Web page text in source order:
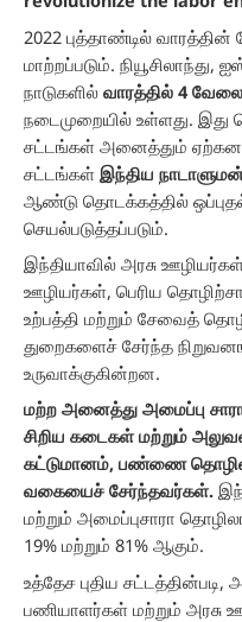
2022 புத்தாண்டில்
மாற்றப்படும்.
நாடுகளில் வாரத்தில் 4
நடைமுறையில் உள்ளது. இது
சட்டங்கள் அனைத்தும்
சட்டங்கள் இந்திய
ஆண்டு தொடக்கத்தில்
செயல்படுத்தப்படும்.
இந்தியாவில் அரசு
ஊழியர்கள், பெரிய
உற்பத்தி மற்றும் சேவைத்
துறைகளைச் சேர்ந்த
உருவாக்குகின்றன.
மற்ற அனைத்து அமைப்பு
சிறிய கடைகள் மற்றும்
கட்டுமானம், பண்ணை
வகையைச் சேர்ந்தவர்கள்.
மற்றும் அமைப்புசாரா
19% மற்றும் 81% ஆகும்.
உத்தேச புதிய சட்டத்தின்படி,
பணியாளர்கள் மற்றும் அரசு